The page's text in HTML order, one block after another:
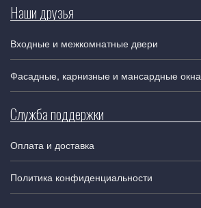
Наши друзья
Входные и межкомнатные двери
Фасадные, карнизные и мансардные окна
Служба поддержки
Оплата и доставка
Политика конфиденциальности